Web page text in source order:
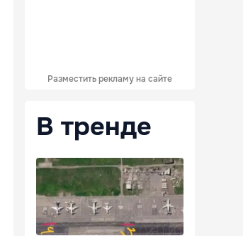
Разместить рекламу на сайте
В тренде